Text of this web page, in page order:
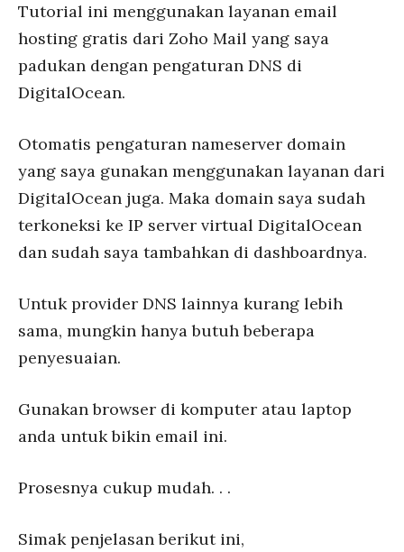
Tutorial ini menggunakan layanan email
hosting gratis dari Zoho Mail yang saya
padukan dengan pengaturan DNS di
DigitalOcean.
Otomatis pengaturan nameserver domain
yang saya gunakan menggunakan layanan dari
DigitalOcean juga. Maka domain saya sudah
terkoneksi ke IP server virtual DigitalOcean
dan sudah saya tambahkan di dashboardnya.
Untuk provider DNS lainnya kurang lebih
sama, mungkin hanya butuh beberapa
penyesuaian.
Gunakan browser di komputer atau laptop
anda untuk bikin email ini.
Prosesnya cukup mudah. . .
Simak penjelasan berikut ini,